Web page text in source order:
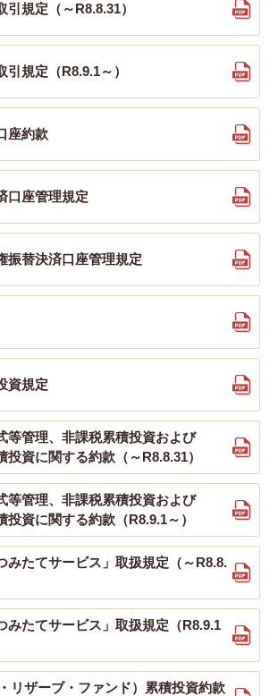
規定（～R8.8.31）
規定（R8.9.1～）
座約款
口座管理規定
振替決済口座管理規定
資規定
等管理、非課税累積投資および
投資に関する約款（～R8.8.31）
等管理、非課税累積投資および
投資に関する約款（R8.9.1～）
みたてサービス」取扱規定（～R8.8.
みたてサービス」取扱規定（R8.9.1
リザーブ・ファンド）累積投資約款